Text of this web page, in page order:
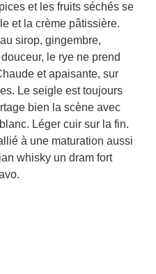
et les fruits séchés se
et la crème pâtissière.
sirop, gingembre,
le rye ne prend
et apaisante, sur
Le seigle est toujours
bien la scène avec
Léger cuir sur la fin.
à une maturation aussi
whisky un dram fort